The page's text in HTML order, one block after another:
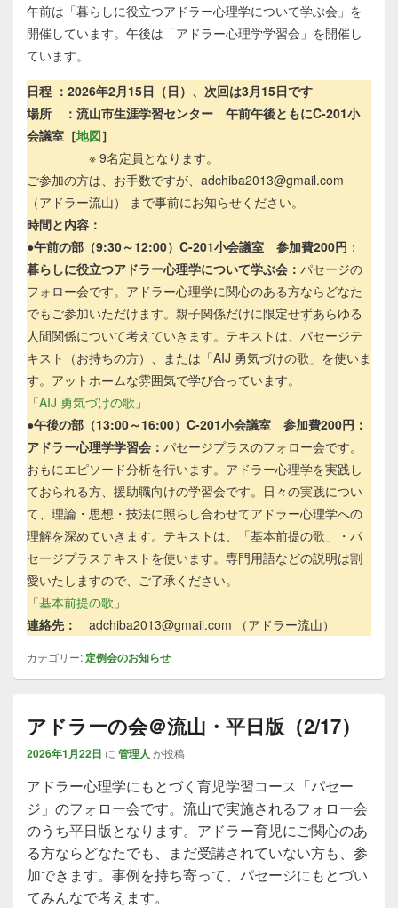
午前は「暮らしに役立つアドラー心理学について学ぶ会」を
開催しています。午後は「アドラー心理学学習会」を開催し
ています。
日程 ：2026年2月15日（日）、次回は3月15日です
場所 ：流山市生涯学習センター
午前午後ともにC-201小
会議室［地図］
※ 9名定員となります。
ご参加の方は、お手数ですが、adchiba2013@gmail.com
（アドラー流山） まで事前にお知らせください。
時間と内容：
●午前の部（9:30～12:00）C-201小会議室 参加費200円 ：
暮らしに役立つアドラー心理学について学ぶ会： パセージの
フォロー会です。アドラー心理学に関心のある方ならどなた
でもご参加いただけます。親子関係だけに限定せずあらゆる
人間関係について考えていきます。テキストは、パセージテ
キスト（お持ちの方）、または「AIJ 勇気づけの歌」を使いま
す。アットホームな雰囲気で学び合っています。
「AIJ 勇気づけの歌 」
●午後の部（13:00～16:00）C-201小会議室
参加費200円：
アドラー心理学学習会： パセージプラスのフォロー会です。
おもにエピソード分析を行います。アドラー心理学を実践し
ておられる方、援助職向けの学習会です。日々の実践につい
て、理論・思想・技法に照らし合わせてアドラー心理学への
理解を深めていきます。テキストは、「基本前提の歌」・パ
セージプラステキストを使います。専門用語などの説明は割
愛いたしますので、ご了承ください。
「基本前提の歌 」
連絡先：
adchiba2013@gmail.com （アドラー流山）
カテゴリー: 定例会のお知らせ
アドラーの会＠流山・平日版（2/17）
2026年1月22日 に 管理人 が投稿
アドラー心理学にもとづく育児学習コース「パセー
ジ」のフォロー会です。流山で実施されるフォロー会
のうち平日版となります。アドラー育児にご関心のあ
る方ならどなたでも、まだ受講されていない方も、参
加できます。事例を持ち寄って、パセージにもとづい
てみんなで考えます。